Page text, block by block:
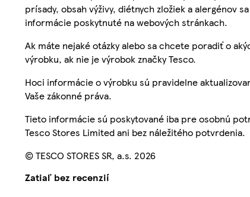
prísady, obsah výživy, diétnych zložiek a alergénov
informácie poskytnuté na webových stránkach.
Ak máte nejaké otázky alebo sa chcete poradiť o
výrobku, ak nie je výrobok značky Tesco.
Hoci informácie o výrobku sú pravidelne
Vaše zákonné práva.
Tieto informácie sú poskytované iba pre osobnú
Tesco Stores Limited ani bez náležitého potvrdenia.
© TESCO STORES SR, a.s. 2026
Zatiaľ bez recenzií